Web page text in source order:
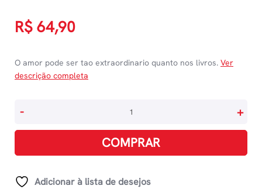
R$ 64,90
O amor pode ser tao extraordinario quanto nos livros. Ver
descrição completa
Feliz
quantidade
- +
COMPRAR
Adicionar à lista de desejos